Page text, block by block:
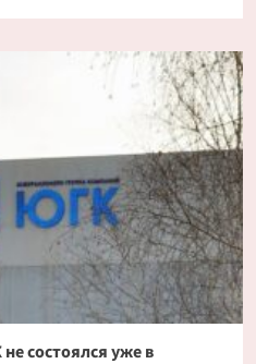
состоялся уже в